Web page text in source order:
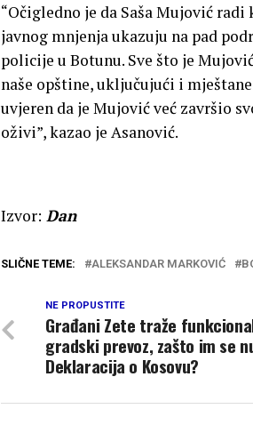
“Očigledno je da Saša Mujović
javnog mnjenja ukazuju na pad
policije u Botunu. Sve što je
naše opštine, uključujući i
uvjeren da je Mujović već završio
oživi”, kazao je Asanović.
Izvor: Dan
SLIČNE TEME: ALEKSANDAR MARKOVIĆ
NE PROPUSTITE
Građani Zete traže
gradski prevoz, zašto im se
Deklaracija o Kosovu?